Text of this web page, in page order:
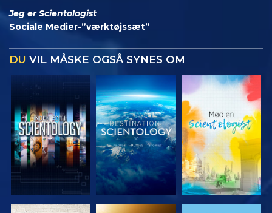
Jeg er Scientologist
Sociale Medier-”værktøjssæt”
DU VIL MÅSKE OGSÅ SYNES OM